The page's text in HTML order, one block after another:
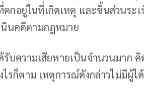
กอยู่ในที่เกิดเหตุ และชิ้นส่วนระ
นินคดีตามกฎหมาย
บความเสียหายเป็นจำนวนมาก คิ
รก็ตาม เหตุการณ์ดังกล่าวไม่มีผู้ไ